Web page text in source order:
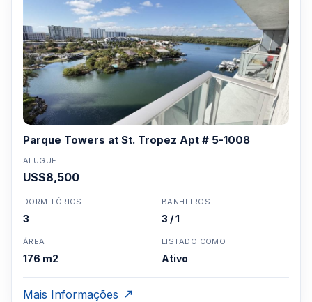
Parque Towers at St. Tropez Apt # 5-1008
ALUGUEL
US$8,500
DORMITÓRIOS
3
BANHEIROS
3 / 1
ÁREA
176 m2
LISTADO COMO
Ativo
Mais Informações